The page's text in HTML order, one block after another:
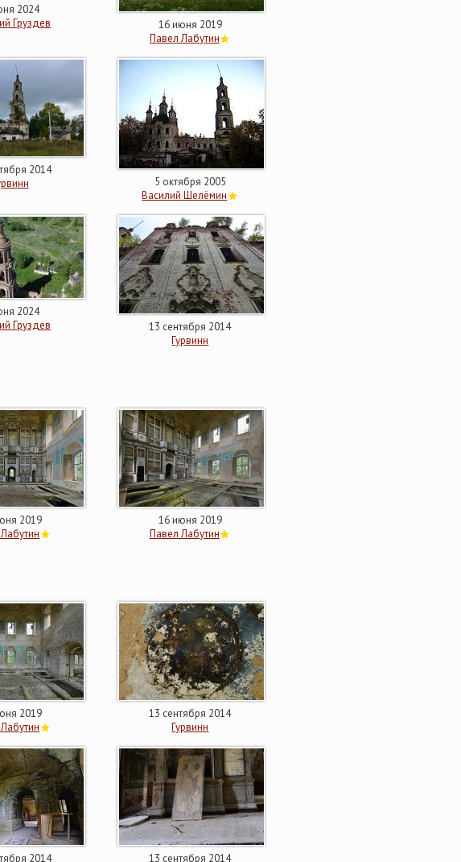
2024
Груздев
16 июня 2019
Павел Лабутин
2014
5 октября 2005
Василий Шелёмин
2024
Груздев
13 сентября 2014
Гурвинн
2019
16 июня 2019
Павел Лабутин
2019
13 сентября 2014
Гурвинн
2014 13 сентября 2014